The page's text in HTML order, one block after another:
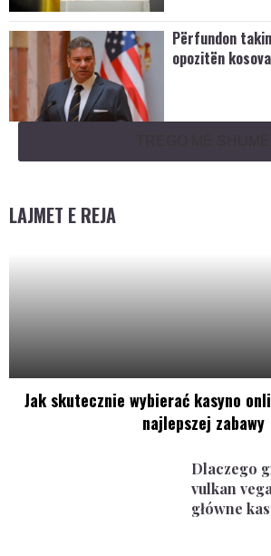
Përfundon
opozitën
LAJMET E REJA
Jak skutecznie wybierać kasyno
najlepszej zabawy
Dlaczego
vulkan
główne